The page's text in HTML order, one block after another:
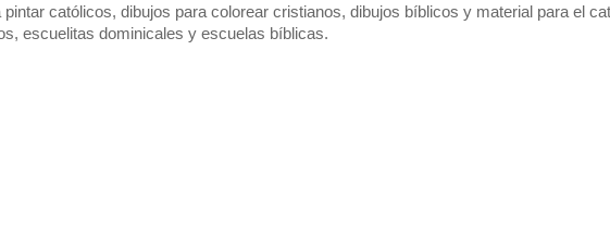
pintar católicos, dibujos para colorear cristianos, dibujos bíblicos y material para el
escuelitas dominicales y escuelas bíblicas.